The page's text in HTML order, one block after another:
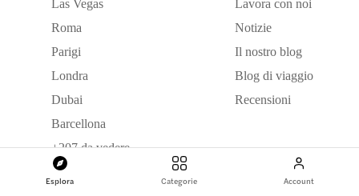
Esplora Categorie Account
Las Vegas
Roma
Parigi
Londra
Dubai
Barcellona
+207 da vedere
Lavora con noi
Notizie
Il nostro blog
Blog di viaggio
Recensioni